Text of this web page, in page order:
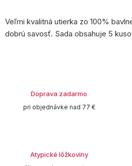
Veľmi kvalitná utierka zo 100%
dobrú savosť. Sada obsahuje 5
Doprava zadarmo
pri objednávke nad 77 €
Atypické lôžkoviny